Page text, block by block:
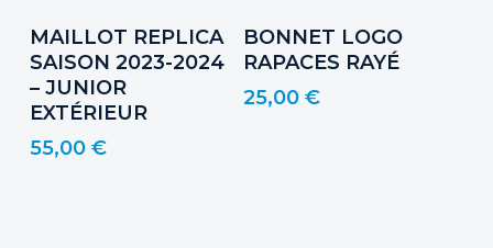
produit
Choix Des Options
produit
plusieurs
variations.
MAILLOT REPLICA
SAISON 2023-2024
– JUNIOR
EXTÉRIEUR
55,00 €
Ajouter Au Panier
BONNET LOGO
RAPACES RAYÉ
25,00€